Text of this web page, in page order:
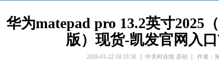
华为matepad pro 13.2英寸2025
版）现货-凯发官网入
2026-01-22 18:33:58 [ 中关村在线 原创 ] 作者：